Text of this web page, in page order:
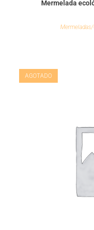
Mermelada
AGOTADO